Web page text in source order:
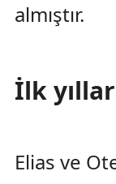
almıştır.
İlk
Elias ve